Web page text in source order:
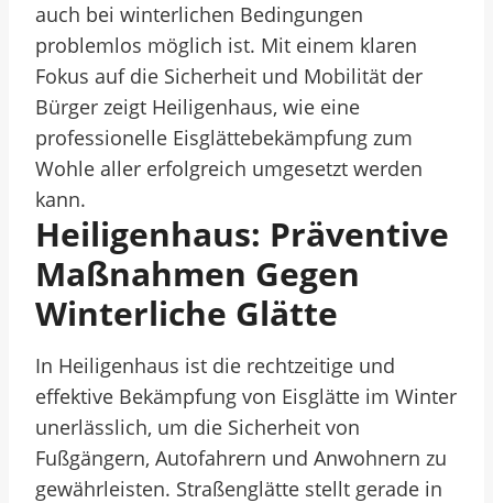
auch bei winterlichen Bedingungen
problemlos möglich ist. Mit einem klaren
Fokus auf die Sicherheit und Mobilität der
Bürger zeigt Heiligenhaus, wie eine
professionelle Eisglättebekämpfung zum
Wohle aller erfolgreich umgesetzt werden
kann.
Heiligenhaus: Präventive
Maßnahmen Gegen
Winterliche Glätte
In Heiligenhaus ist die rechtzeitige und
effektive Bekämpfung von Eisglätte im Winter
unerlässlich, um die Sicherheit von
Fußgängern, Autofahrern und Anwohnern zu
gewährleisten. Straßenglätte stellt gerade in